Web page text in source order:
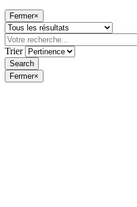
Fermer×
Trier
Fermer×